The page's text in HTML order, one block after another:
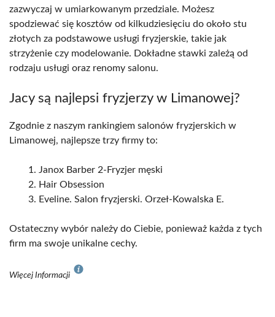
zazwyczaj w umiarkowanym przedziale. Możesz
spodziewać się kosztów od kilkudziesięciu do około stu
złotych za podstawowe usługi fryzjerskie, takie jak
strzyżenie czy modelowanie. Dokładne stawki zależą od
rodzaju usługi oraz renomy salonu.
Jacy są najlepsi fryzjerzy w Limanowej?
Zgodnie z naszym rankingiem salonów fryzjerskich w
Limanowej, najlepsze trzy firmy to:
Janox Barber 2-Fryzjer męski
Hair Obsession
Eveline. Salon fryzjerski. Orzeł-Kowalska E.
Ostateczny wybór należy do Ciebie, ponieważ każda z tych
firm ma swoje unikalne cechy.
Więcej Informacji